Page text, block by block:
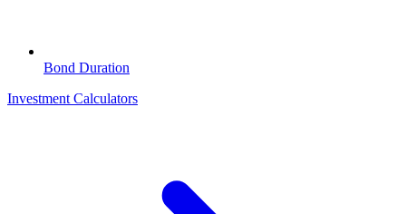
Bond Duration
Investment Calculators